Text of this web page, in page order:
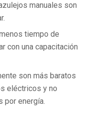
manuales son
tiempo de
con una capacitación
son más baratos
eléctricos y no
por energía.